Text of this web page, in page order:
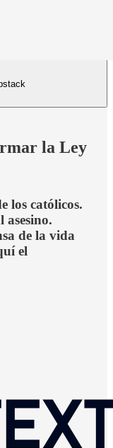
la Ley
los católicos.
de la vida
el